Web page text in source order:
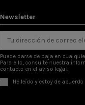
Newsletter
Puede darse de baja en
Para ello, consulte nuestra
contacto en el aviso legal.
He leído y estoy de